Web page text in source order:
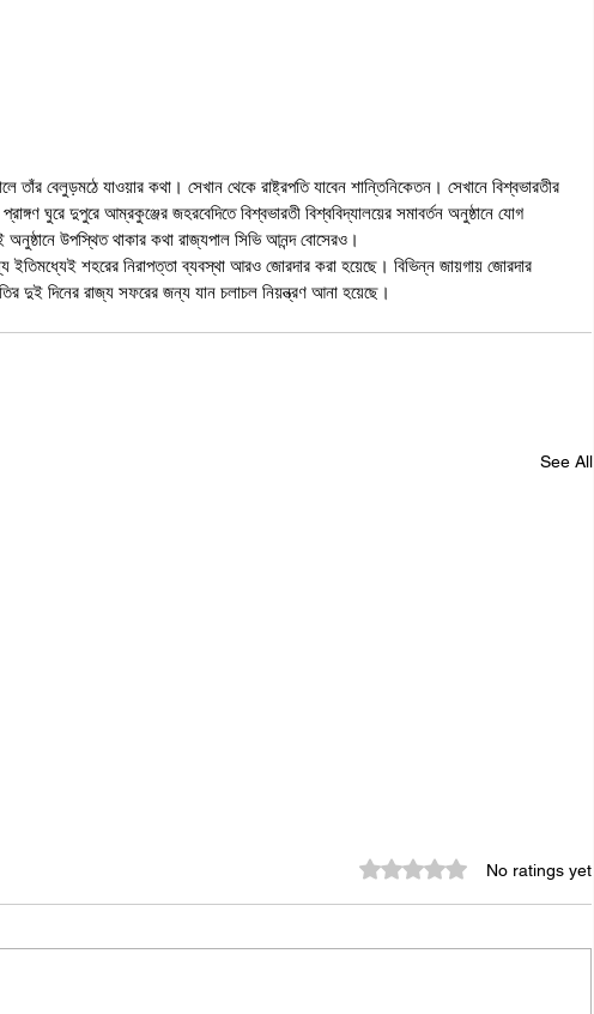
ঘুরে দুপুরে আম্রকুঞ্জের জহরবেদিতে বিশ্বভারতী বিশ্ববিদ্যালয়ের সমাবর্তন অনুষ্ঠানে যোগ
অনুষ্ঠানে উপস্থিত থাকার কথা রাজ্যপাল সিভি আনন্দ বোসেরও।
দুই দিনের রাজ্য সফরের জন্য যান চলাচল নিয়ন্ত্রণ আনা হয়েছে।
See All
Rated 0 out of 5 stars.No ratings yet